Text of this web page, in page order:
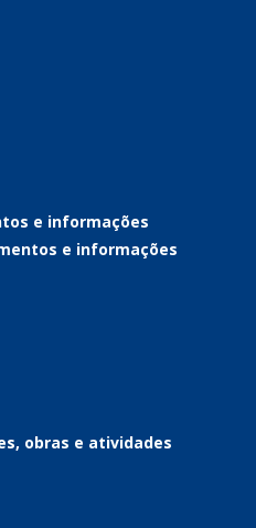
e informações
e informações
obras e atividades